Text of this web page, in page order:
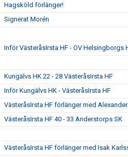
Hagsköld förlänger!
Signerat Morén
Inför VästeråsIrsta HF - OV Helsingborgs
Kungälvs HK 22 - 28 VästeråsIrsta HF
Inför Kungälvs HK - VästeråsIrsta HF
VästeråsIrsta HF förlänger med
VästeråsIrsta HF 40 - 33 Anderstorps SK
VästeråsIrsta HF förlänger med Isak